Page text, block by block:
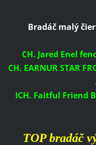
Bradáč malý
CH. Jared Enel
CH. EARNUR STAR
ICH. Faitful Friend
TOP bradáč